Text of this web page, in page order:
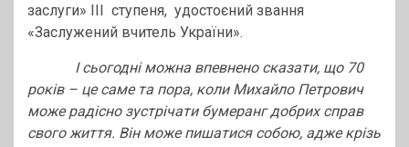
заслуги» ІІІ ступеня, удостоєний звання
«Заслужений вчитель України».
І сьогодні можна впевнено сказати, що 70
років – це саме та пора, коли Михайло Петрович
може радісно зустрічати бумеранг добрих справ
свого життя. Він може пишатися собою, адже крізь